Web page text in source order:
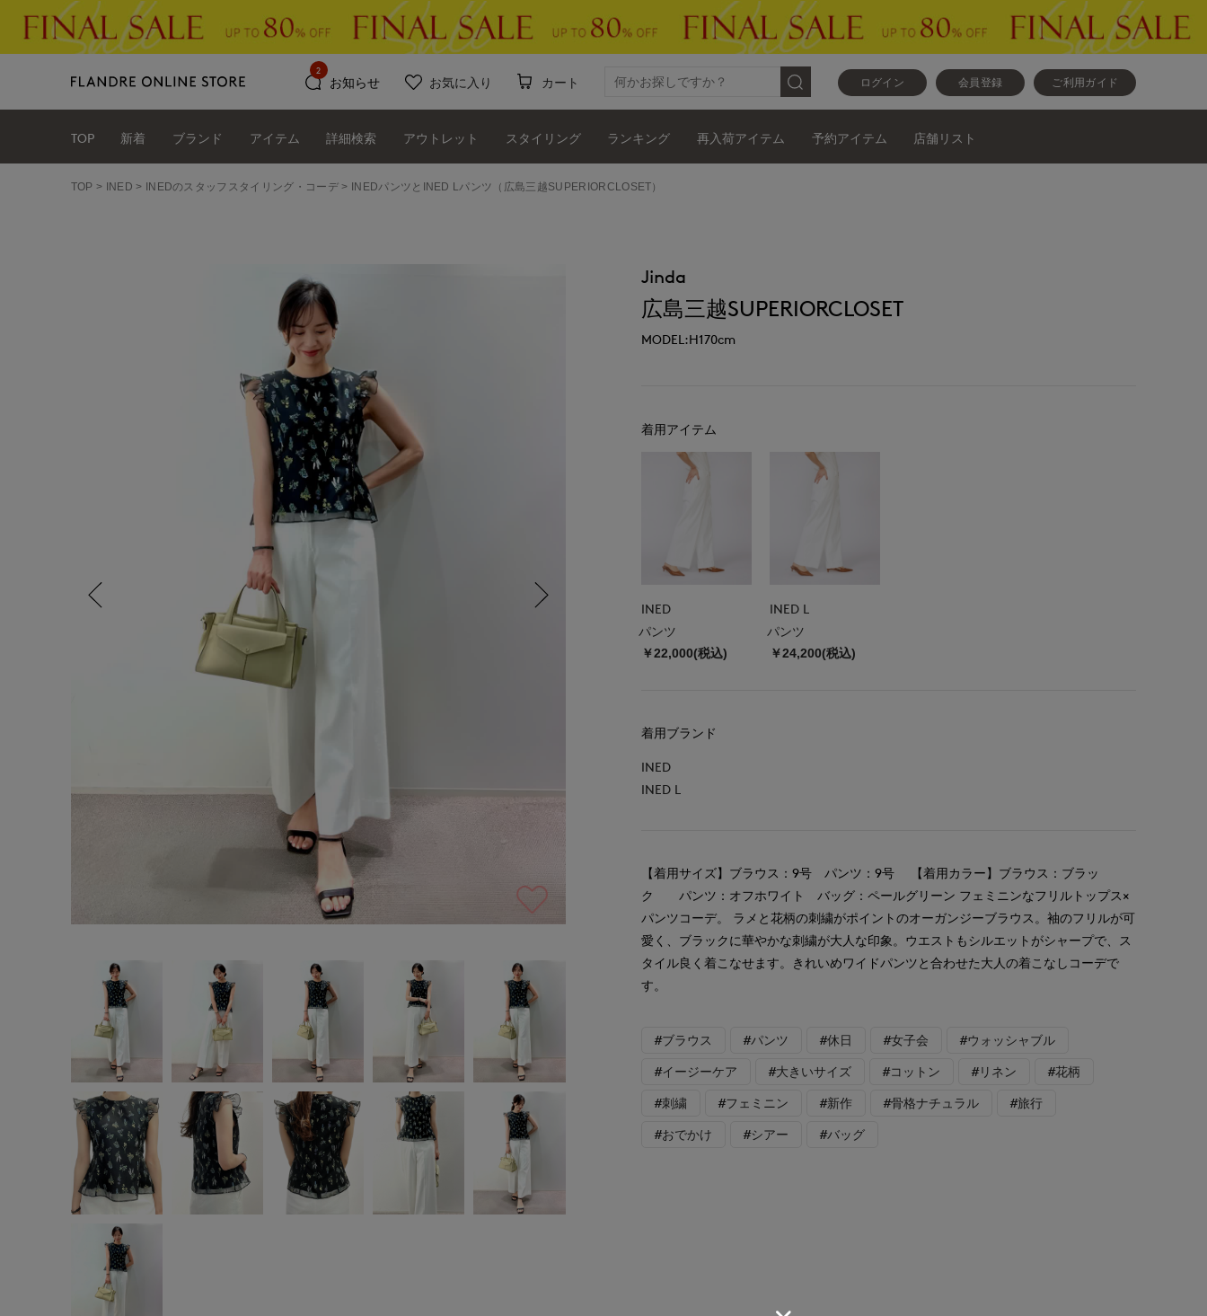
ログイン 会員登録 ご利用ガイド
お知らせ
2
お気に入り カート
TOP 新着 ブランド アイテム 詳細検索 アウトレット スタイリング ランキング 再入荷アイテム 予約アイテム 店舗リスト
TOP INED INEDのスタッフスタイリング・コーデ INEDパンツとINED Lパンツ（広島三越SUPERIORCLOSET）
Jinda
広島三越SUPERIORCLOSET
MODEL:H170cm
着用アイテム
INED
パンツ
￥22,000(税込)
INED L
パンツ
￥24,200(税込)
着用ブランド
INED
INED L
【着用サイズ】ブラウス：9号 パンツ：9号 【着用カラー】ブラウス：ブラッ
ク パンツ：オフホワイト バッグ：ペールグリーン フェミニンなフリルトップス×
パンツコーデ。 ラメと花柄の刺繍がポイントのオーガンジーブラウス。袖のフリルが可
愛く、ブラックに華やかな刺繍が大人な印象。ウエストもシルエットがシャープで、ス
タイル良く着こなせます。きれいめワイドパンツと合わせた大人の着こなしコーデで
す。
#ブラウス #パンツ #休日 #女子会 #ウォッシャブル
#イージーケア #大きいサイズ #コットン #リネン #花柄
#刺繍 #フェミニン #新作 #骨格ナチュラル #旅行
#おでかけ #シアー #バッグ